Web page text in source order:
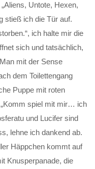
Untote, Hexen,
stieß ich die Tür auf.
ich halte mir die
sich und tatsächlich,
mit der Sense
dem Toilettengang
Puppe mit roten
spiel mit mir… ich
und Lucifer sind
lehne ich dankend ab.
Häppchen kommt auf
Knusperpanade, die